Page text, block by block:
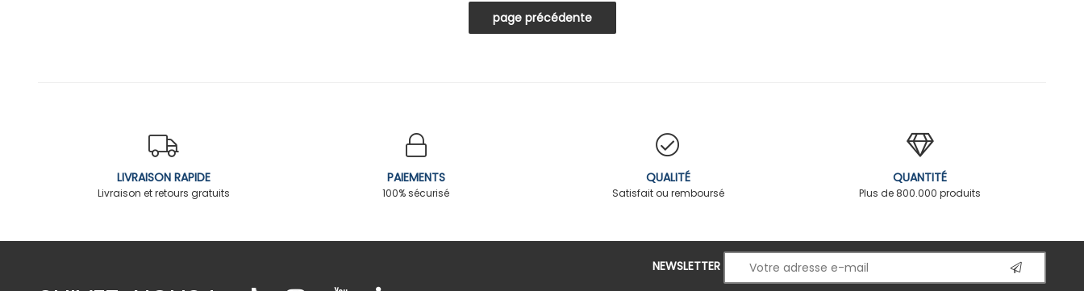
LIVRAISON RAPIDE
Livraison et retours gratuits
PAIEMENTS
100% sécurisé
QUALITÉ
Satisfait ou remboursé
QUANTITÉ
Plus de 800.000 produits
NEWSLETTER